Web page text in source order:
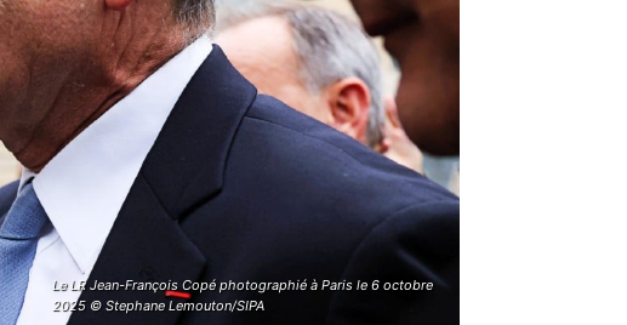
Le LR Jean-François Copé photographié à Paris le 6 octobre
2025 © Stephane Lemouton/SIPA